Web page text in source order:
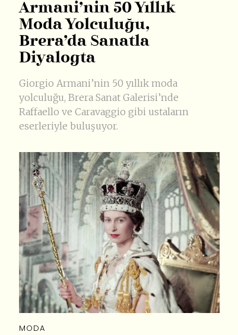
Armani’nin 50 Yıllık
Moda Yolculuğu,
Brera’da Sanatla
Diyalogta
Giorgio Armani’nin 50 yıllık moda
yolculuğu, Brera Sanat Galerisi’nde
Raffaello ve Caravaggio gibi ustaların
eserleriyle buluşuyor.
MODA